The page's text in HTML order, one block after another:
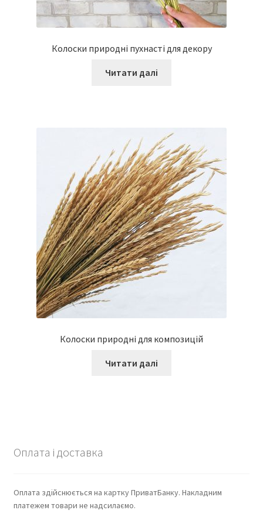
Колоски природні пухнасті для декору
Читати далі
Колоски природні для композицій
Читати далі
Оплата і доставка
Оплата здійснюється на картку ПриватБанку. Накладним
платежем товари не надсилаємо.